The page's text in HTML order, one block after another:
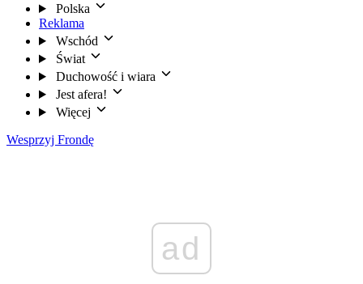
Polska
Reklama
Wschód
Świat
Duchowość i wiara
Jest afera!
Więcej
Wesprzyj Frondę
ad